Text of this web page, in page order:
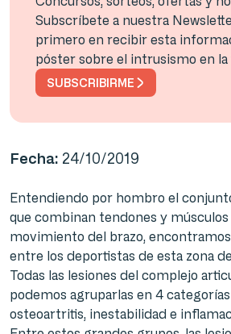
Subscríbete a nuestra
primero en recibir esta
póster sobre el intrusismo en la
SUBSCRIBIRME
Fecha: 24/10/2019
Entendiendo por hombro el
que combinan tendones y músculos
movimiento del brazo,
entre los deportistas de esta zona
Todas las lesiones del complejo
podemos agruparlas en 4
osteoartritis, inestabilidad e